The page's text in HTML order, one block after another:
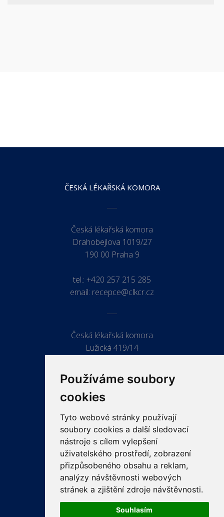
Používáme soubory
cookies
Tyto webové stránky používají
soubory cookies a další sledovací
nástroje s cílem vylepšení
uživatelského prostředí, zobrazení
přizpůsobeného obsahu a reklam,
analýzy návštěvnosti webových
stránek a zjištění zdroje návštěvnosti.
Souhlasím
ČESKÁ LÉKAŘSKÁ KOMORA
Česká lékařská komora
Drahobejlova 1019/27
190 00 Praha 9
tel.: +420 257 215 285
email: recepce@clkcr.cz
Česká lékařská komora
Lužická 419/14
ODKAZY
PRO LÉKAŘE
PRO VEŘEJNOST
VZDĚLÁVÁNÍ